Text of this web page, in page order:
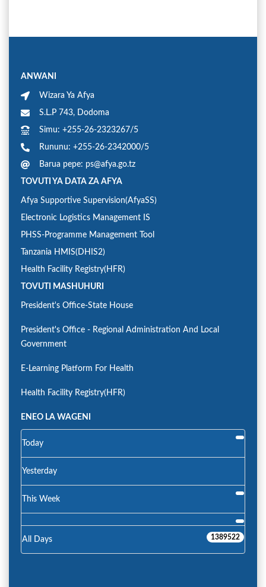
ANWANI
Wizara Ya Afya
S.L.P 743, Dodoma
Simu: +255-26-2323267/5
Rununu: +255-26-2342000/5
Barua pepe: ps@afya.go.tz
TOVUTI YA DATA ZA AFYA
Afya Supportive Supervision(AfyaSS)
Electronic Logistics Management IS
PHSS-Programme Management Tool
Tanzania HMIS(DHIS2)
Health Facility Registry(HFR)
TOVUTI MASHUHURI
President's Office-State House
President's Office - Regional Administration And Local
Government
E-Learning Platform For Health
Health Facility Registry(HFR)
ENEO LA WAGENI
Today
Yesterday
This Week
All Days 1389522